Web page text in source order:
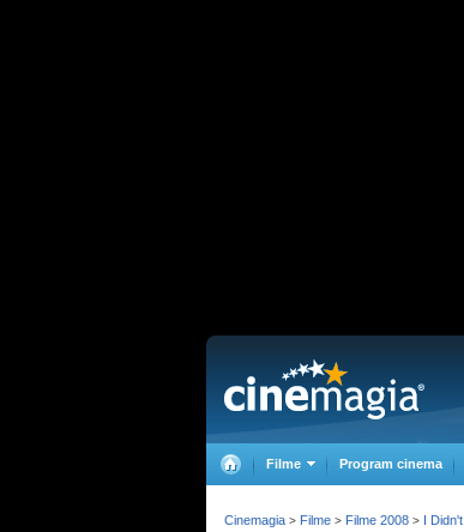
Filme Program cinema
Cinemagia > Filme > Filme 2008 > I